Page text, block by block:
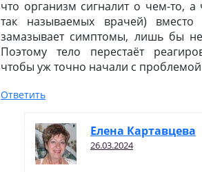
что организм сигналит о чем-то,
так называемых врачей)
замазывает симптомы, лишь бы не
Поэтому тело перестаёт
чтобы уж точно начали с
Ответить
Елена Картавцева
26.03.2024